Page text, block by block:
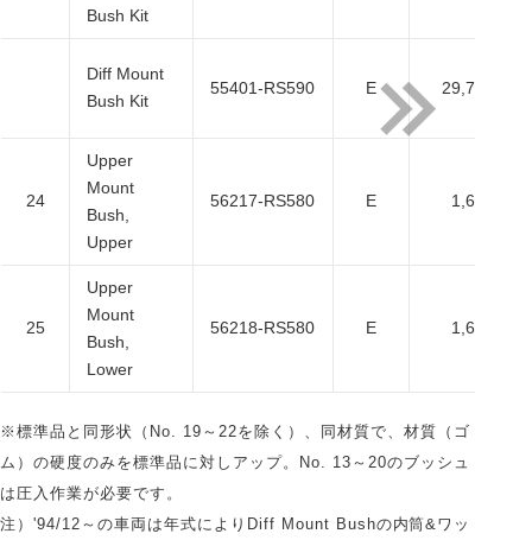
Bush Kit
Diff Mount
Bush Kit
55401-RS590 E 29,700
24
Upper
Mount
Bush,
Upper
56217-RS580 E 1,650
25
Upper
Mount
Bush,
Lower
56218-RS580 E 1,650
※標準品と同形状（No. 19～22を除く）、同材質で、材質（ゴ
ム）の硬度のみを標準品に対しアップ。No. 13～20のブッシュ
は圧入作業が必要です。
注）'94/12～の車両は年式によりDiff Mount Bushの内筒&ワッ